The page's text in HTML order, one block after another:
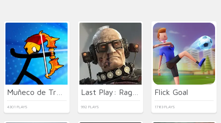
4301 PLAYS 992 PLAYS
Flick Goal
1783 PLAYS